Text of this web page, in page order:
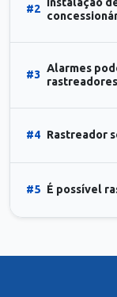
#2
#3
Alarmes
#4 Rastreador
#5 É possível